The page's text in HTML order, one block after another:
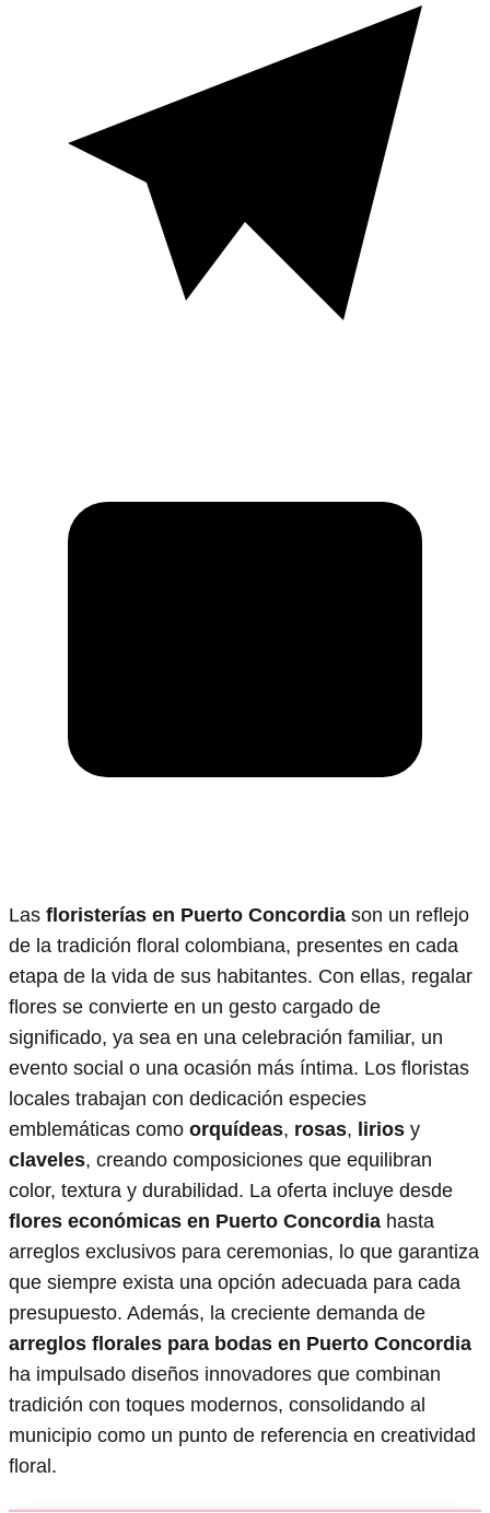
Las floristerías en Puerto Concordia son un reflejo
de la tradición floral colombiana, presentes en cada
etapa de la vida de sus habitantes. Con ellas, regalar
flores se convierte en un gesto cargado de
significado, ya sea en una celebración familiar, un
evento social o una ocasión más íntima. Los floristas
locales trabajan con dedicación especies
emblemáticas como orquídeas, rosas, lirios y
claveles, creando composiciones que equilibran
color, textura y durabilidad. La oferta incluye desde
flores económicas en Puerto Concordia hasta
arreglos exclusivos para ceremonias, lo que garantiza
que siempre exista una opción adecuada para cada
presupuesto. Además, la creciente demanda de
arreglos florales para bodas en Puerto Concordia
ha impulsado diseños innovadores que combinan
tradición con toques modernos, consolidando al
municipio como un punto de referencia en creatividad
floral.